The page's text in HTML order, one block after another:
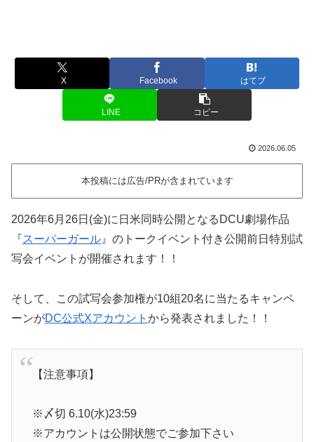
X Facebook はてブ
LINE コピー
2026.06.05
本投稿には広告/PRが含まれています
2026年6月26日(金)に日米同時公開となるDCU劇場作品
『スーパーガール 』のトークイベント付き公開前日特別試
写会イベントが開催されます！！
そして、この試写会参加権が10組20名に当たるキャンペ
ーンがDC公式Xアカウント から発表されました！！
【注意事項】
※〆切 6.10(水)23:59
※アカウントは公開状態でご参加下さい